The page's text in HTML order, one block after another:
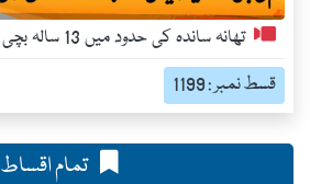
تھانہ ساندہ کی حدود میں 13 سالہ بچی سے مبینہ زیادتی
قسط نمبر : 1199
تمام اقساط